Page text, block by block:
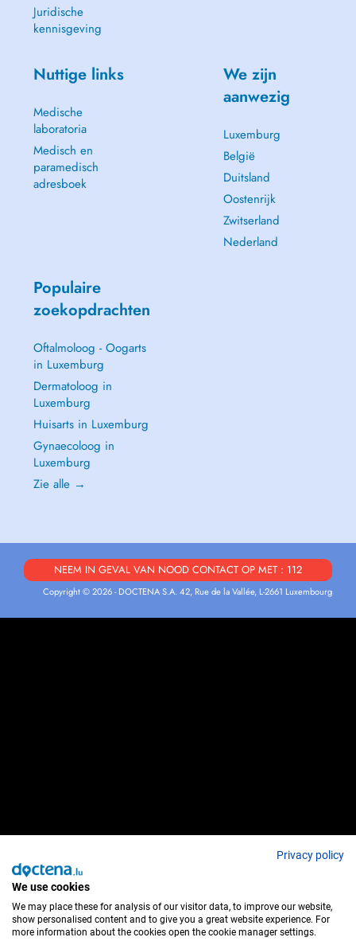
Juridische
kennisgeving
Nuttige links
Medische
laboratoria
Medisch en
paramedisch
adresboek
We zijn
aanwezig
Luxemburg
België
Duitsland
Oostenrijk
Zwitserland
Nederland
Populaire
zoekopdrachten
Oftalmoloog - Oogarts
in Luxemburg
Dermatoloog in
Luxemburg
Huisarts in Luxemburg
Gynaecoloog in
Luxemburg
Zie alle →
NEEM IN GEVAL VAN NOOD CONTACT OP MET : 112
Copyright © 2026 - DOCTENA S.A. 42, Rue de la Vallée, L-2661 Luxembourg
Privacy policy
We use cookies
We may place these for analysis of our visitor data, to improve our website,
show personalised content and to give you a great website experience. For
more information about the cookies open the cookie manager settings.